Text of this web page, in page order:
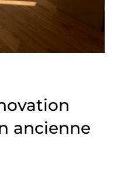
ancienne